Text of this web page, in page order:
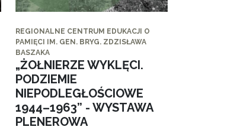
REGIONALNE CENTRUM EDUKACJI O
PAMIĘCI IM. GEN. BRYG. ZDZISŁAWA
BASZAKA
„ŻOŁNIERZE WYKLĘCI.
PODZIEMIE
NIEPODLEGŁOŚCIOWE
1944–1963” - WYSTAWA
PLENEROWA